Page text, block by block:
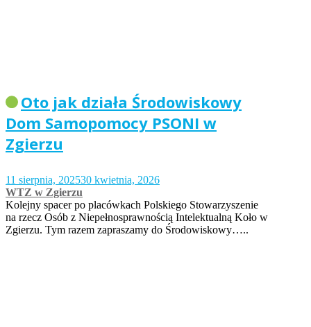
Oto jak działa Środowiskowy
Dom Samopomocy PSONI w
Zgierzu
11 sierpnia, 202530 kwietnia, 2026
WTZ w Zgierzu
Kolejny spacer po placówkach Polskiego Stowarzyszenie
na rzecz Osób z Niepełnosprawnością Intelektualną Koło w
Zgierzu. Tym razem zapraszamy do Środowiskowy…..